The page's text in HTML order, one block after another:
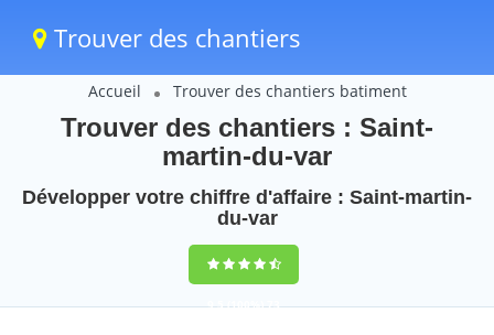
Trouver des chantiers
Accueil Trouver des chantiers batiment
Trouver des chantiers : Saint-
martin-du-var
Développer votre chiffre d'affaire : Saint-martin-
du-var
9,5(100%)73